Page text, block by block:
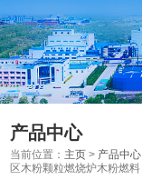
产品中心
当前位置： 主页 > 产品中心
区木粉颗粒燃烧炉木粉燃料